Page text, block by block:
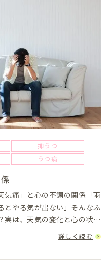
抑うつ
うつ病
気痛」と心の不調の関係「雨
とやる気が出ない」そんなふ
実は、天気の変化と心の状態
や倦怠感などの身体の不調に
詳しく読む